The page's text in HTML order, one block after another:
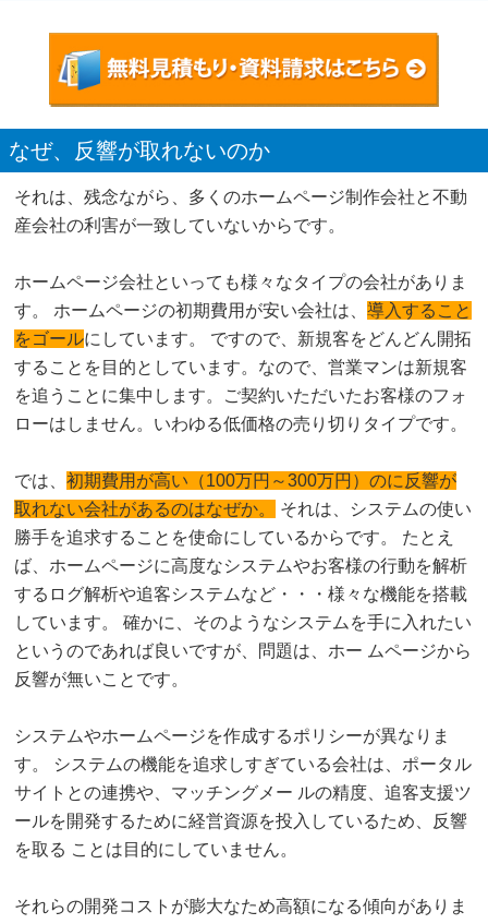
なぜ、反響が取れないのか
それは、残念ながら、多くのホームページ制作会社と不動
産会社の利害が一致していないからです。
ホームページ会社といっても様々なタイプの会社がありま
す。 ホームページの初期費用が安い会社は、導入すること
をゴールにしています。 ですので、新規客をどんどん開拓
することを目的としています。なので、営業マンは新規客
を追うことに集中します。ご契約いただいたお客様のフォ
ローはしません。いわゆる低価格の売り切りタイプです。
では、初期費用が高い（100万円～300万円）のに反響が
取れない会社があるのはなぜか。
それは、システムの使い
勝手を追求することを使命にしているからです。 たとえ
ば、ホームページに高度なシステムやお客様の行動を解析
するログ解析や追客システムなど・・・様々な機能を搭載
しています。 確かに、そのようなシステムを手に入れたい
というのであれば良いですが、問題は、ホー ムページから
反響が無いことです。
システムやホームページを作成するポリシーが異なりま
す。 システムの機能を追求しすぎている会社は、ポータル
サイトとの連携や、マッチングメー ルの精度、追客支援ツ
ールを開発するために経営資源を投入しているため、反響
を取る ことは目的にしていません。
それらの開発コストが膨大なため高額になる傾向がありま